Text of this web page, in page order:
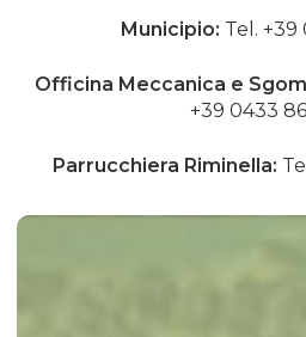
Municipio: Tel. +39
Officina Meccanica e
+39 0433
Parrucchiera Riminella: